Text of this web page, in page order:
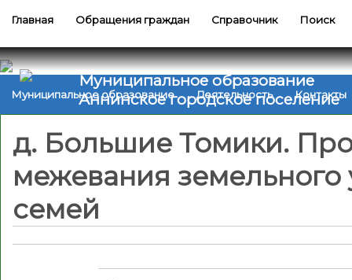
Главная Обращения граждан Справочник Поиск
Муниципальное образование
Аннинское городское поселение
Муниципальное образование Деятельность Контакты
д. Большие Томики.
межевания земельного
семей